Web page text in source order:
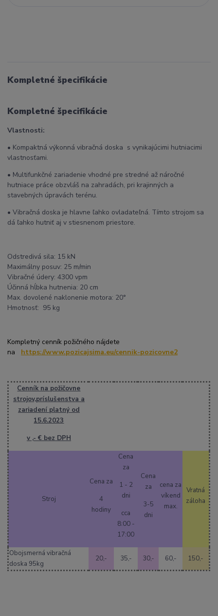
Kompletné špecifikácie
Kompletné špecifikácie
Vlastnosti:
• Kompaktná výkonná vibračná doska s vynikajúcimi hutniacimi
vlastnosťami.
• Multifunkčné zariadenie vhodné pre stredné až náročné
hutniace práce obzvláš na zahradách, pri krajinných a
stavebných úpravách terénu.
• Vibračná doska je hlavne ľahko ovladateľná. Tímto strojom sa
dá ľahko hutniť aj v stiesnenom priestore.
Odstredivá sila: 15 kN
Maximálny posuv: 25 m/min
Vibračné údery: 4300 vpm
Účinná hĺbka hutnenia: 20 cm
Max. dovolené naklonenie motora: 20°
Hmotnosť: 95 kg
Kompletný cenník požičného nájdete
na https://www.pozicajsima.eu/cennik-pozicovne2
Cenník na požičovne
strojov,príslušenstva a
zariadení platný od
15.6.2023
v ,- € bez DPH
Stroj
Cena za
4
hodiny
Cena
za
1 - 2
dni
cca
8:00 -
17:00
Cena
za
3-5
dni
cena za
víkend
max.
Vratná
záloha
Obojsmerná vibračná
doska 95kg
20,- 35,- 30,- 60,- 150,-